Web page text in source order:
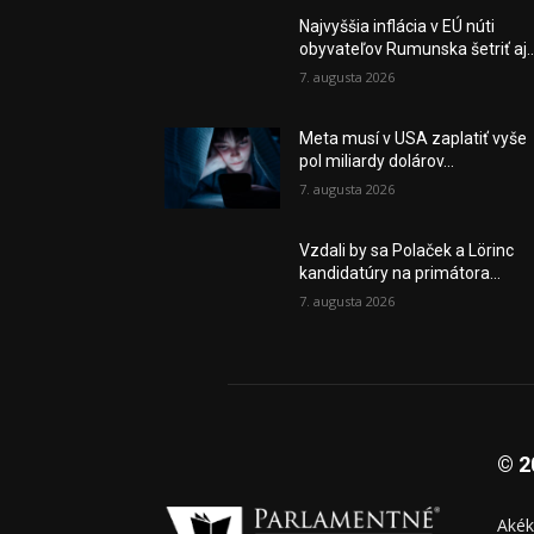
Najvyššia inflácia v EÚ núti
obyvateľov Rumunska šetriť
7. augusta 2026
Meta musí v USA zaplatiť vyše
pol miliardy dolárov...
7. augusta 2026
Vzdali by sa Polaček a Lörinc
kandidatúry na primátora...
7. augusta 2026
©